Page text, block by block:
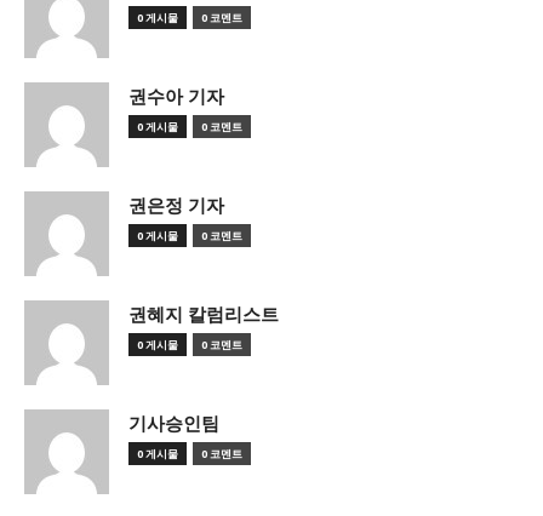
0 게시물 0 코멘트
권수아 기자
0 게시물 0 코멘트
권은정 기자
0 게시물 0 코멘트
권혜지 칼럼리스트
0 게시물 0 코멘트
기사승인팀
0 게시물 0 코멘트